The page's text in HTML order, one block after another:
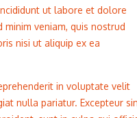
ut labore et dolore
minim veniam, quis nostrud
nisi ut aliquip ex ea
in voluptate velit
nulla pariatur. Excepteur